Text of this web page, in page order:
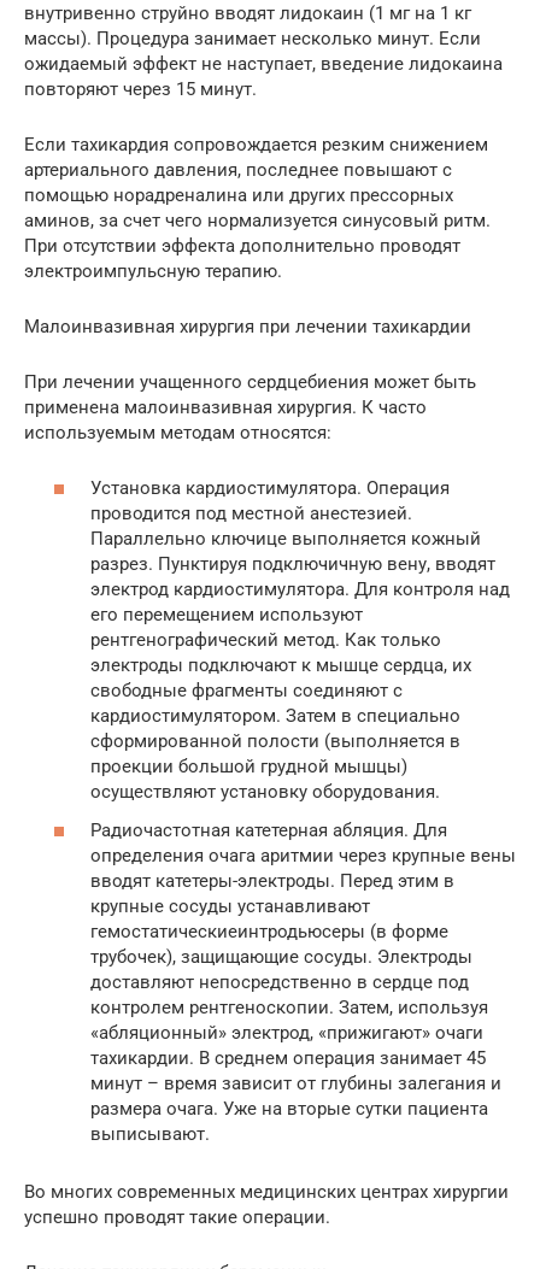
внутривенно струйно вводят лидокаин (1 мг на 1 кг
массы). Процедура занимает несколько минут. Если
ожидаемый эффект не наступает, введение лидокаина
повторяют через 15 минут.
Если тахикардия сопровождается резким снижением
артериального давления, последнее повышают с
помощью норадреналина или других прессорных
аминов, за счет чего нормализуется синусовый ритм.
При отсутствии эффекта дополнительно проводят
электроимпульсную терапию.
Малоинвазивная хирургия при лечении тахикардии
При лечении учащенного сердцебиения может быть
применена малоинвазивная хирургия. К часто
используемым методам относятся:
Установка кардиостимулятора. Операция
проводится под местной анестезией.
Параллельно ключице выполняется кожный
разрез. Пунктируя подключичную вену, вводят
электрод кардиостимулятора. Для контроля над
его перемещением используют
рентгенографический метод. Как только
электроды подключают к мышце сердца, их
свободные фрагменты соединяют с
кардиостимулятором. Затем в специально
сформированной полости (выполняется в
проекции большой грудной мышцы)
осуществляют установку оборудования.
Радиочастотная катетерная абляция. Для
определения очага аритмии через крупные вены
вводят катетеры-электроды. Перед этим в
крупные сосуды устанавливают
гемостатическиеинтродьюсеры (в форме
трубочек), защищающие сосуды. Электроды
доставляют непосредственно в сердце под
контролем рентгеноскопии. Затем, используя
«абляционный» электрод, «прижигают» очаги
тахикардии. В среднем операция занимает 45
минут – время зависит от глубины залегания и
размера очага. Уже на вторые сутки пациента
выписывают.
Во многих современных медицинских центрах хирургии
успешно проводят такие операции.